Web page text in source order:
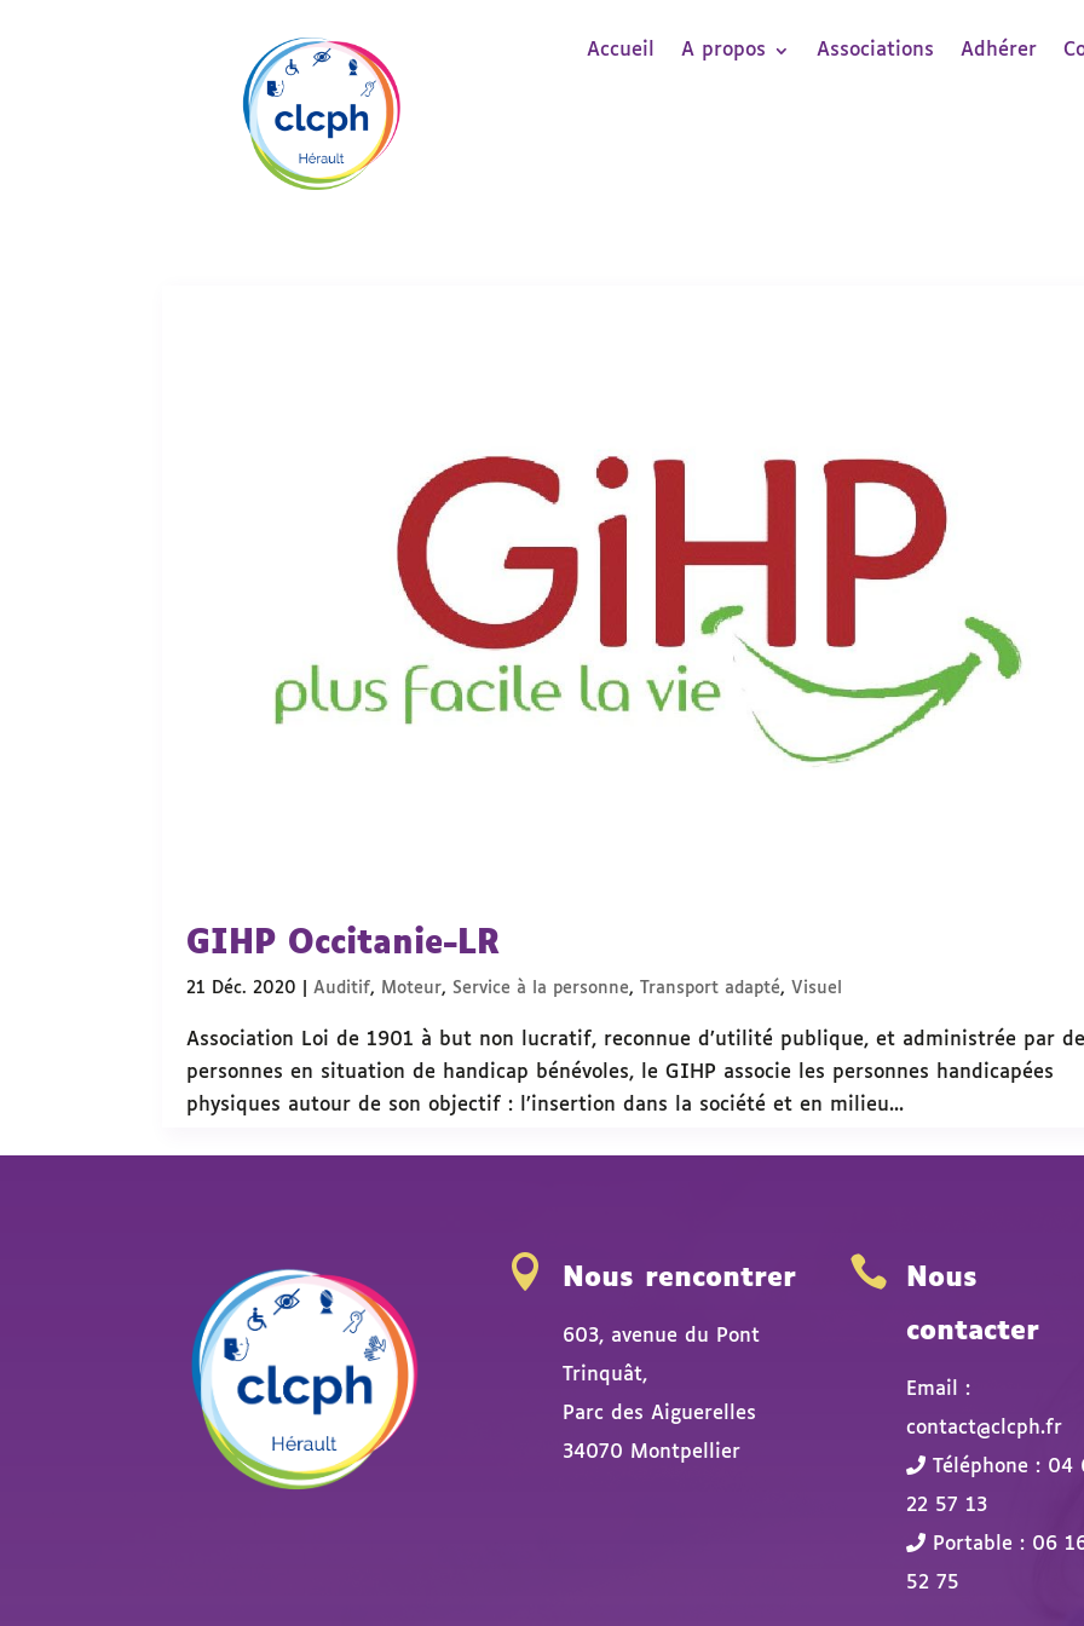
Accueil A propos Associations Adhérer
GIHP Occitanie-LR
21 Déc. 2020 Auditif, Moteur,Service à la personne,Transport adapté, Visuel
Association Loi de 1901 à but non lucratif, reconnue d’utilité publique, et administrée par
personnes en situation de handicap bénévoles, le GIHP associe les personnes handicapées
physiques autour de son objectif : l’insertion dans la société et en milieu...
 Nous rencontrer
603, avenue du Pont
Trinquât,
Parc des Aiguerelles
34070 Montpellier

Nous
contacter
Email :
contact@clcph.fr
Téléphone : 04
22 57 13
Portable : 06
52 75